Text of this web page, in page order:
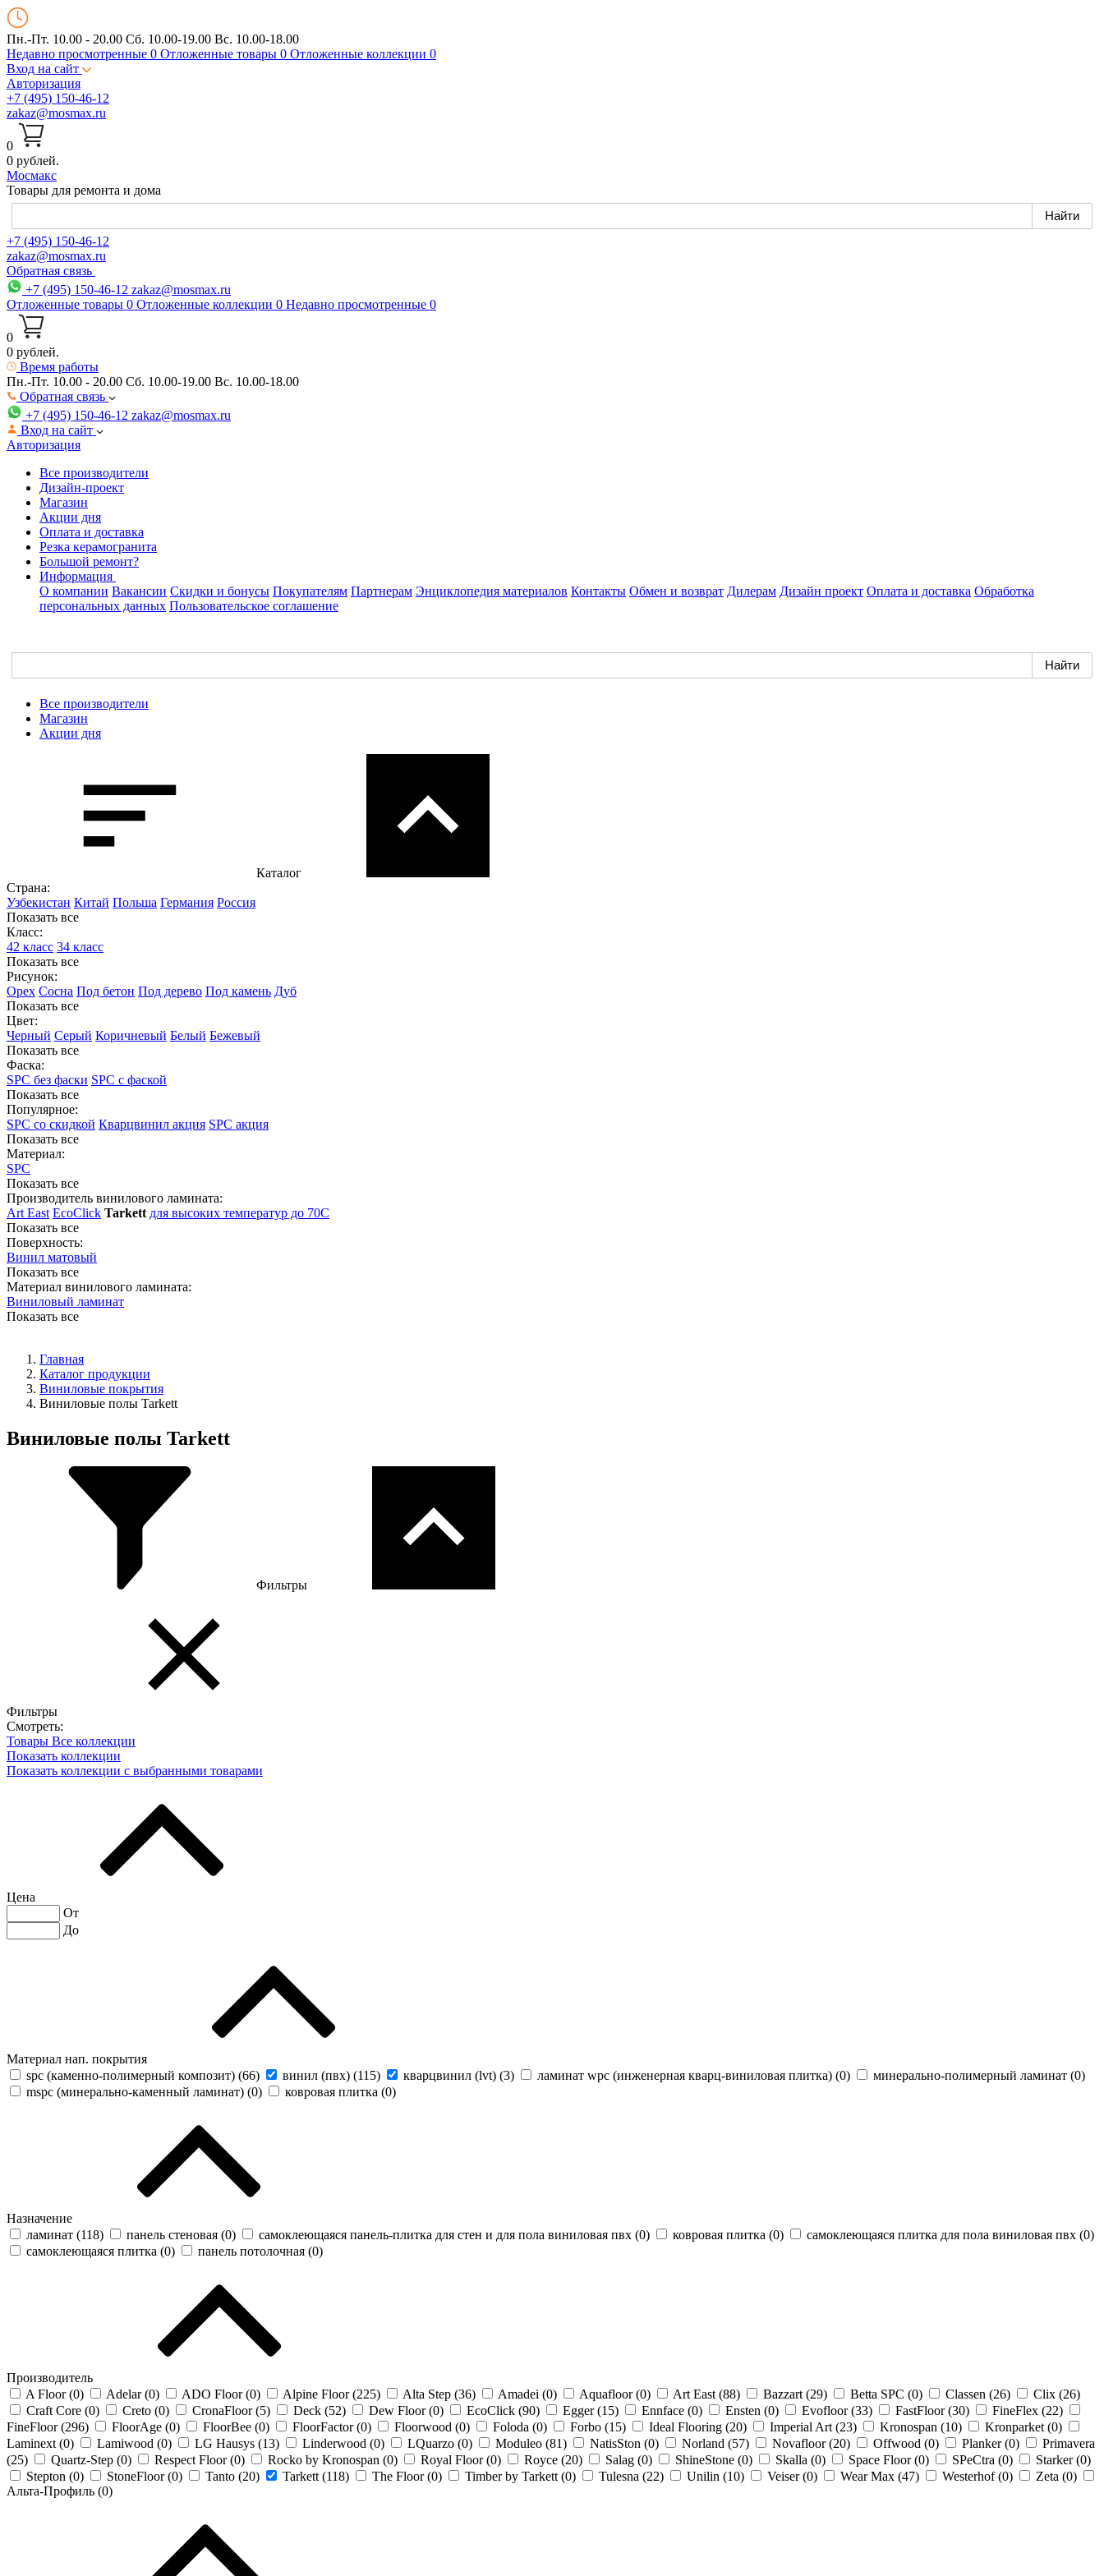
Пн.-Пт. 10.00 - 20.00 Сб. 10.00-19.00 Вс. 10.00-18.00
Недавно просмотренные 0 Отложенные товары 0 Отложенные коллекции 0
Вход на сайт
Авторизация
+7 (495) 150-46-12
zakaz@mosmax.ru
0
0 рублей.
Мосмакс
Товары для ремонта и дома
+7 (495) 150-46-12
zakaz@mosmax.ru
Обратная связь
+7 (495) 150-46-12 zakaz@mosmax.ru
Отложенные товары 0 Отложенные коллекции 0 Недавно просмотренные 0
0
0 рублей.
Время работы
Пн.-Пт. 10.00 - 20.00 Сб. 10.00-19.00 Вс. 10.00-18.00
Обратная связь
+7 (495) 150-46-12 zakaz@mosmax.ru
Вход на сайт
Авторизация
Все производители
Дизайн-проект
Магазин
Акции дня
Оплата и доставка
Резка керамогранита
Большой ремонт?
Информация
О компании Вакансии Скидки и бонусы Покупателям Партнерам Энциклопедия материалов Контакты Обмен и возврат Дилерам Дизайн проект Оплата и доставка Обработка
персональных данных Пользовательское соглашение
Все производители
Магазин
Акции дня
Каталог
Страна:
Узбекистан Китай Польша Германия Россия
Показать все
Класс:
42 класс 34 класс
Показать все
Рисунок:
Орех Сосна Под бетон Под дерево Под камень Дуб
Показать все
Цвет:
Черный Серый Коричневый Белый Бежевый
Показать все
Фаска:
SPC без фаски SPC с фаской
Показать все
Популярное:
SPC со скидкой Кварцвинил акция SPC акция
Показать все
Материал:
SPC
Показать все
Производитель винилового ламината:
Art East EcoClick Tarkett для высоких температур до 70С
Показать все
Поверхность:
Винил матовый
Показать все
Материал винилового ламината:
Виниловый ламинат
Показать все
Главная
Каталог продукции
Виниловые покрытия
Виниловые полы Tarkett
Виниловые полы Tarkett
Фильтры
Фильтры
Смотреть:
Товары Все коллекции
Показать коллекции
Показать коллекции с выбранными товарами
Цена
От
До
Материал нап. покрытия
spc (каменно-полимерный композит) (66) винил (пвх) (115) кварцвинил (lvt) (3) ламинат wpc (инженерная кварц-виниловая плитка) (0) минерально-полимерный ламинат (0)
mspc (минерально-каменный ламинат) (0) ковровая плитка (0)
Назначение
ламинат (118) панель стеновая (0) самоклеющаяся панель-плитка для стен и для пола виниловая пвх (0) ковровая плитка (0) самоклеющаяся плитка для пола виниловая пвх (0)
самоклеющаяся плитка (0) панель потолочная (0)
Производитель
A Floor (0) Adelar (0) ADO Floor (0) Alpine Floor (225) Alta Step (36) Amadei (0) Aquafloor (0) Art East (88) Bazzart (29) Betta SPC (0) Classen (26) Clix (26)
Craft Core (0) Creto (0) CronaFloor (5) Deck (52) Dew Floor (0) EcoClick (90) Egger (15) Ennface (0) Ensten (0) Evofloor (33) FastFloor (30) FineFlex (22)
FineFloor (296) FloorAge (0) FloorBee (0) FloorFactor (0) Floorwood (0) Foloda (0) Forbo (15) Ideal Flooring (20) Imperial Art (23) Kronospan (10) Kronparket (0)
Laminext (0) Lamiwood (0) LG Hausys (13) Linderwood (0) LQuarzo (0) Moduleo (81) NatisSton (0) Norland (57) Novafloor (20) Offwood (0) Planker (0)
Primavera
(25) Quartz-Step (0) Respect Floor (0) Rocko by Kronospan (0) Royal Floor (0) Royce (20) Salag (0) ShineStone (0) Skalla (0) Space Floor (0) SPeCtra (0) Starker (0)
Stepton (0) StoneFloor (0) Tanto (20) Tarkett (118) The Floor (0) Timber by Tarkett (0) Tulesna (22) Unilin (10) Veiser (0) Wear Max (47) Westerhof (0) Zeta (0)
Альта-Профиль (0)